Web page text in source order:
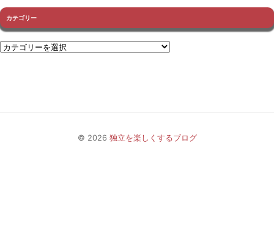
カテゴリー
© 2026 独立を楽しくするブログ